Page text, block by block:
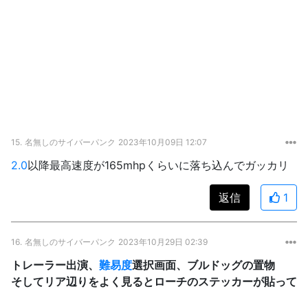
15. 名無しのサイバーパンク 2023年10月09日 12:07
2.0以降最高速度が165mhpくらいに落ち込んでガッカリ
返信 1
16. 名無しのサイバーパンク 2023年10月29日 02:39
トレーラー出演、 難易度選択画面、ブルドッグの置物
そしてリア辺りをよく見るとローチのステッカーが貼って